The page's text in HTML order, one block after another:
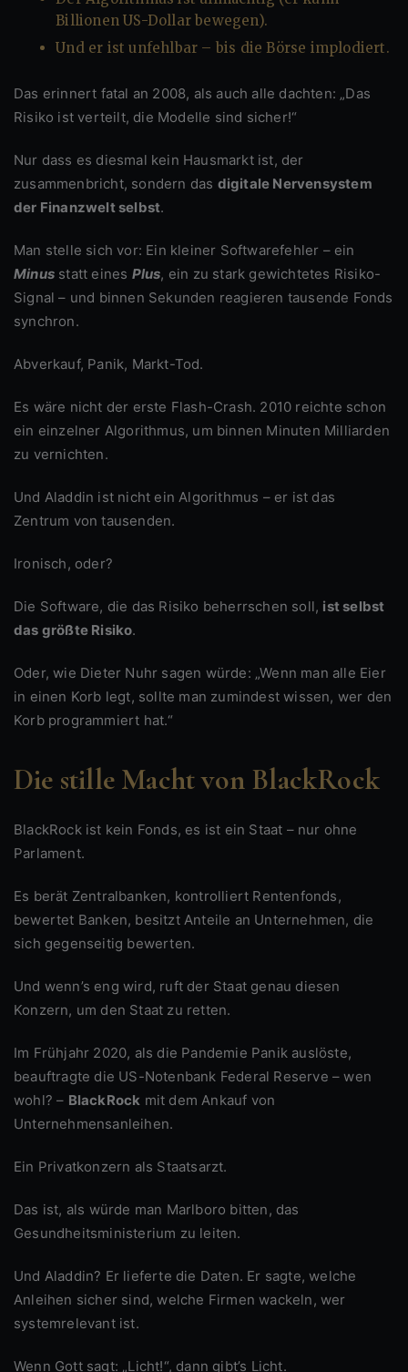
Billionen US-Dollar bewegen).
Und er ist unfehlbar – bis die Börse implodiert.
Das erinnert fatal an 2008, als auch alle dachten: „Das
Risiko ist verteilt, die Modelle sind sicher!“
Nur dass es diesmal kein Hausmarkt ist, der
zusammenbricht, sondern das digitale Nervensystem
der Finanzwelt selbst.
Man stelle sich vor: Ein kleiner Softwarefehler – ein
Minus statt eines Plus, ein zu stark gewichtetes Risiko-
Signal – und binnen Sekunden reagieren tausende Fonds
synchron.
Abverkauf, Panik, Markt-Tod.
Es wäre nicht der erste Flash-Crash. 2010 reichte schon
ein einzelner Algorithmus, um binnen Minuten Milliarden
zu vernichten.
Und Aladdin ist nicht ein Algorithmus – er ist das
Zentrum von tausenden.
Ironisch, oder?
Die Software, die das Risiko beherrschen soll, ist selbst
das größte Risiko.
Oder, wie Dieter Nuhr sagen würde: „Wenn man alle Eier
in einen Korb legt, sollte man zumindest wissen, wer den
Korb programmiert hat.“
Die stille Macht von BlackRock
BlackRock ist kein Fonds, es ist ein Staat – nur ohne
Parlament.
Es berät Zentralbanken, kontrolliert Rentenfonds,
bewertet Banken, besitzt Anteile an Unternehmen, die
sich gegenseitig bewerten.
Und wenn’s eng wird, ruft der Staat genau diesen
Konzern, um den Staat zu retten.
Im Frühjahr 2020, als die Pandemie Panik auslöste,
beauftragte die US-Notenbank Federal Reserve – wen
wohl? – BlackRock mit dem Ankauf von
Unternehmensanleihen.
Ein Privatkonzern als Staatsarzt.
Das ist, als würde man Marlboro bitten, das
Gesundheitsministerium zu leiten.
Und Aladdin? Er lieferte die Daten. Er sagte, welche
Anleihen sicher sind, welche Firmen wackeln, wer
systemrelevant ist.
Wenn Gott sagt: „Licht!“, dann gibt’s Licht.